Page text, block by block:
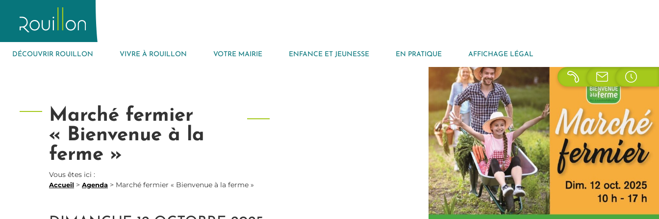
DÉCOUVRIR ROUILLON VIVRE À ROUILLON VOTRE MAIRIE ENFANCE ET JEUNESSE EN PRATIQUE AFFICHAGE LÉGAL
Marché fermier
« Bienvenue à la
ferme »
Vous êtes ici :
Accueil > Agenda > Marché fermier « Bienvenue à la ferme »